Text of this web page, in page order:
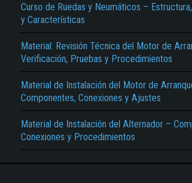
Curso de Ruedas y Neumáticos –
y Características
Material: Revisión Técnica del Motor de
Verificación, Pruebas y Procedimientos
Material de Instalación del Motor de
Componentes, Conexiones y Ajustes
Material de Instalación del Alternador –
Conexiones y Procedimientos